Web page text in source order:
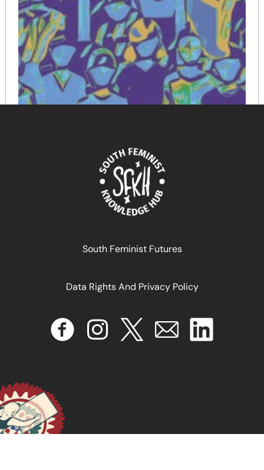
Patriarchy by Rita Laura Segato
عن الأدوار الجندية
January 3, 2025
READ MORE >>
South Feminist Futures
Data Rights And Privacy Policy